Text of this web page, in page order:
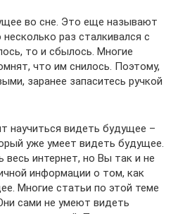
во сне. Это еще называют
раз сталкивался с
то и сбылось. Многие
что им снилось. Поэтому,
заранее запаситесь ручкой
научиться видеть будущее –
уже умеет видеть будущее.
интернет, но Вы так и не
информации о том, как
Многие статьи по этой теме
сами не умеют видеть